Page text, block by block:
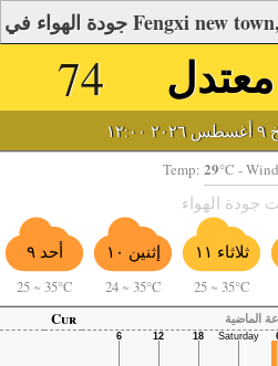
74 معتدل
Temp: 29°C -
جودة الهواء
أحد ٩
25 ~ 35°C
إثنين ١٠
24 ~ 35°C
ثلاثاء ١١
25 ~ 35°C
Cur